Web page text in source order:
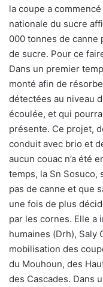
la coupe a
nationale du sucre
000 tonnes de canne
de sucre. Pour ce
Dans un premier
monté afin de
détectées au niveau
écoulée, et qui
présente. Ce projet,
conduit avec brio et
aucun couac n’a été
temps, la Sn Sosuco,
pas de canne et que
une fois de plus
par les cornes. Elle a
humaines (Drh), Saly
mobilisation des
du Mouhoun, des
des Cascades. Dans